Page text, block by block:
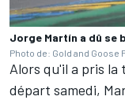
Jorge Martín a dû se
Photo de: Gold and Goose
Alors qu'il a pris la
départ samedi,